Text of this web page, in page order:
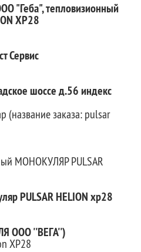
"Геба", тепловизионный
XP28
Сервис
шоссе д.56 индекс
(название заказа: pulsar
МОНОКУЛЯР PULSAR
PULSAR HELION xp28
ООО ''ВЕГА'')
XP28